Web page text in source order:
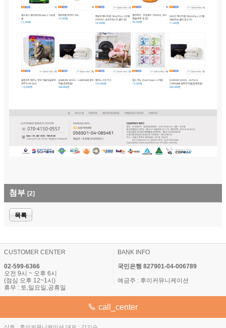
첨부 [2]
목록
CUSTOMER CENTER
02-599-6366
오전 9시 ~ 오후 6시
(점심 오후 12~1시)
휴무 : 토,일요일,공휴일
BANK INFO
국민은행 827901-04-006789
예금주 : 후이커뮤니케이션
call_center